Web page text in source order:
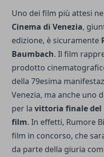
Uno dei film più attesi
Cinema di Venezia,
edizione, è sicuramente
Baumbach. Il film
prodotto
della 79esima
Venezia, ma anche uno
per la vittoria finale del
film. In effetti, Rumore
film in concorso, che
da parte della giuria